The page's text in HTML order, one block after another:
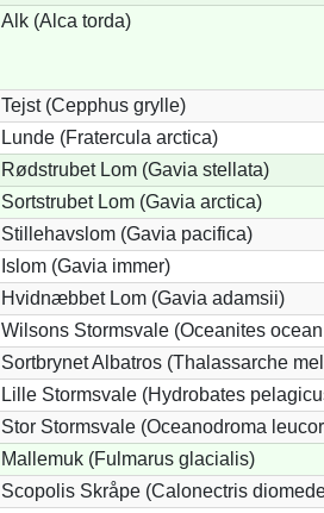
Alk (Alca torda)
Tejst (Cepphus grylle)
Lunde (Fratercula arctica)
Rødstrubet Lom (Gavia stellata)
Sortstrubet Lom (Gavia arctica)
Stillehavslom (Gavia pacifica)
Islom (Gavia immer)
Hvidnæbbet Lom (Gavia adamsii)
Wilsons Stormsvale (Oceanites
Sortbrynet Albatros (Thalassarche
Lille Stormsvale (Hydrobates
Stor Stormsvale (Oceanodroma
Mallemuk (Fulmarus glacialis)
Scopolis Skråpe (Calonectris